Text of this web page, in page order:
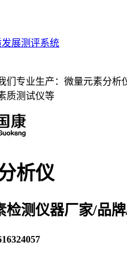
展测评系统
们专业生产：微量元素分析
质测试仪等
析仪
检测仪器厂家/品